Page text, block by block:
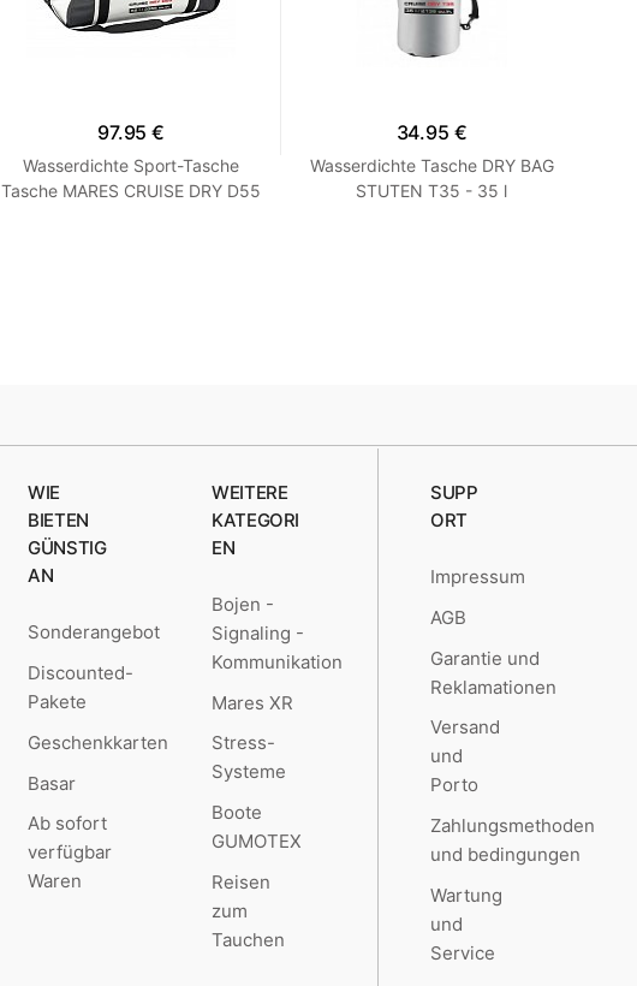
97.95 €
Wasserdichte Sport-Tasche
Tasche MARES CRUISE DRY D55
34.95 €
Wasserdichte Tasche DRY BAG
STUTEN T35 - 35 l
WIE
BIETEN
GÜNSTIG
AN
Sonderangebot
Discounted-
Pakete
Geschenkkarten
Basar
Ab sofort
verfügbar
Waren
WEITERE
KATEGORI
EN
Bojen -
Signaling -
Kommunikation
Mares XR
Stress-
Systeme
Boote
GUMOTEX
Reisen
zum
Tauchen
SUPP
ORT
Impressum
AGB
Garantie und
Reklamationen
Versand
und
Porto
Zahlungsmethoden
und bedingungen
Wartung
und
Service